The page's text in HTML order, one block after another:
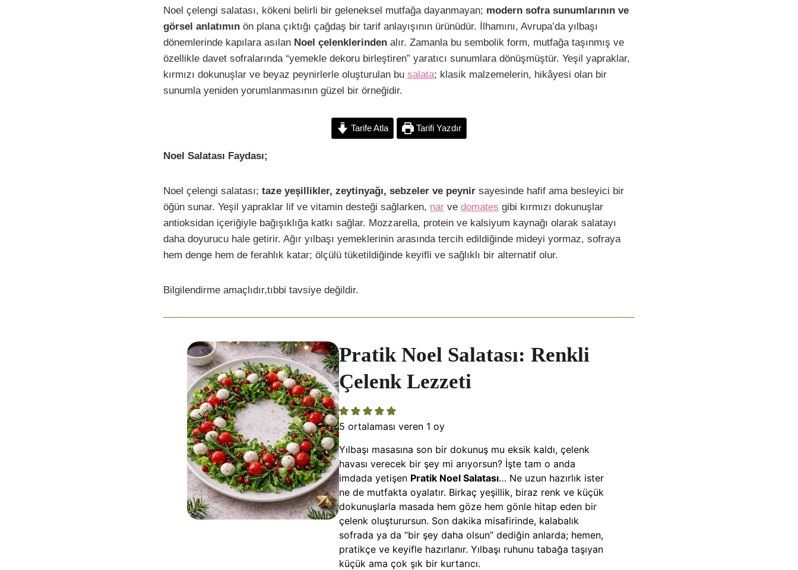
a
c
e
b
o
i
n
t
e
r
t
h
a
t
s
A
m
a
i
l
o
p
y
L
i
h
a
r
e
Noel çelengi salatası, kökeni belirli bir geleneksel mutfağa dayanmayan; modern sofra sunumlarının ve
görsel anlatımın ön plana çıktığı çağdaş bir tarif anlayışının ürünüdür. İlhamını, Avrupa’da yılbaşı
dönemlerinde kapılara asılan Noel çelenklerinden alır. Zamanla bu sembolik form, mutfağa taşınmış ve
özellikle davet sofralarında “yemekle dekoru birleştiren” yaratıcı sunumlara dönüşmüştür. Yeşil yapraklar,
kırmızı dokunuşlar ve beyaz peynirlerle oluşturulan bu salata; klasik malzemelerin, hikâyesi olan bir
sunumla yeniden yorumlanmasının güzel bir örneğidir.
Tarife Atla Tarifi Yazdır
Noel Salatası Faydası;
Noel çelengi salatası; taze yeşillikler, zeytinyağı, sebzeler ve peynir sayesinde hafif ama besleyici bir
öğün sunar. Yeşil yapraklar lif ve vitamin desteği sağlarken, nar ve domates gibi kırmızı dokunuşlar
antioksidan içeriğiyle bağışıklığa katkı sağlar. Mozzarella, protein ve kalsiyum kaynağı olarak salatayı
daha doyurucu hale getirir. Ağır yılbaşı yemeklerinin arasında tercih edildiğinde mideyi yormaz, sofraya
hem denge hem de ferahlık katar; ölçülü tüketildiğinde keyifli ve sağlıklı bir alternatif olur.
Bilgilendirme amaçlıdır,tıbbi tavsiye değildir.
Pratik Noel Salatası: Renkli
Çelenk Lezzeti
5 ortalaması veren 1 oy
Yılbaşı masasına son bir dokunuş mu eksik kaldı, çelenk
havası verecek bir şey mi arıyorsun? İşte tam o anda
imdada yetişen Pratik Noel Salatası… Ne uzun hazırlık ister
ne de mutfakta oyalatır. Birkaç yeşillik, biraz renk ve küçük
dokunuşlarla masada hem göze hem gönle hitap eden bir
çelenk oluşturursun. Son dakika misafirinde, kalabalık
sofrada ya da “bir şey daha olsun” dediğin anlarda; hemen,
pratikçe ve keyifle hazırlanır. Yılbaşı ruhunu tabağa taşıyan
küçük ama çok şık bir kurtarıcı.